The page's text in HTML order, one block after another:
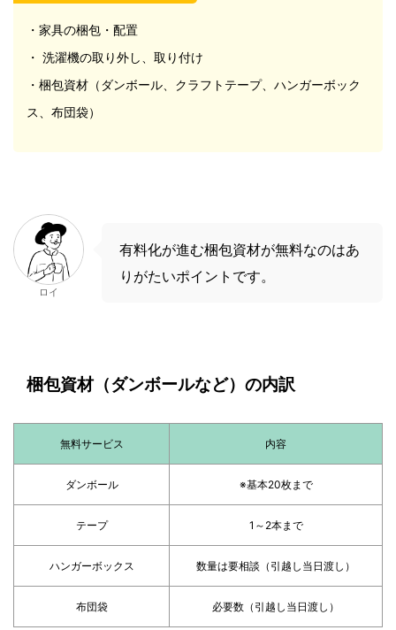
・家具の梱包・配置
・ 洗濯機の取り外し、取り付け
・梱包資材（ダンボール、クラフトテープ、ハンガーボック
ス、布団袋）
ロイ
有料化が進む梱包資材が無料なのはあ
りがたいポイントです。
梱包資材（ダンボールなど）の内訳
無料サービス 内容
ダンボール ※基本20枚まで
テープ 1～2本まで
ハンガーボックス 数量は要相談（引越し当日渡し）
布団袋 必要数（引越し当日渡し）